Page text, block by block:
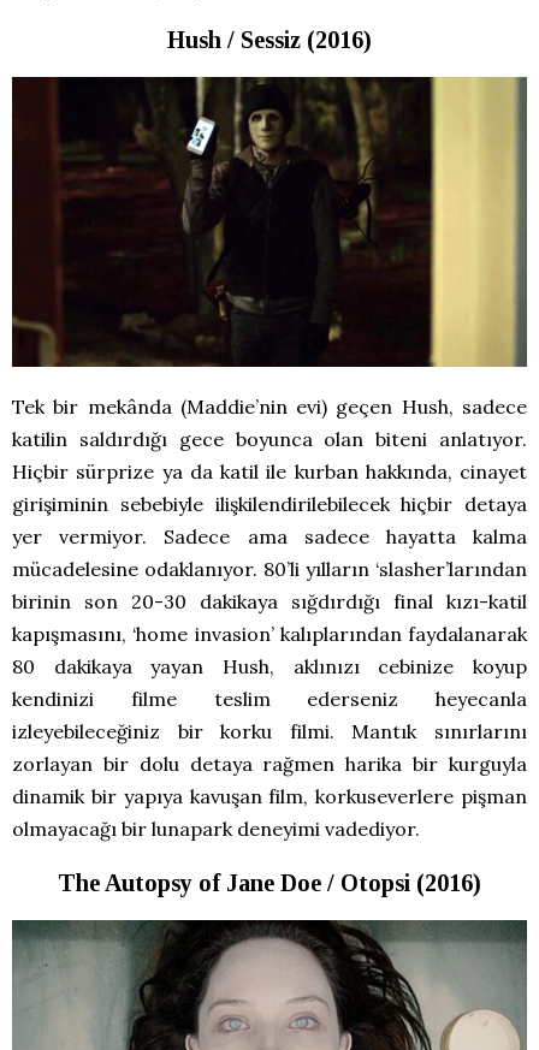
Hush / Sessiz (2016)
Tek bir mekânda (Maddie’nin evi) geçen Hush, sadece
katilin saldırdığı gece boyunca olan biteni anlatıyor.
Hiçbir sürprize ya da katil ile kurban hakkında, cinayet
girişiminin sebebiyle ilişkilendirilebilecek hiçbir detaya
yer vermiyor. Sadece ama sadece hayatta kalma
mücadelesine odaklanıyor. 80’li yılların ‘slasher’larından
birinin son 20-30 dakikaya sığdırdığı final kızı-katil
kapışmasını, ‘home invasion’ kalıplarından faydalanarak
80 dakikaya yayan Hush, aklınızı cebinize koyup
kendinizi filme teslim ederseniz heyecanla
izleyebileceğiniz bir korku filmi. Mantık sınırlarını
zorlayan bir dolu detaya rağmen harika bir kurguyla
dinamik bir yapıya kavuşan film, korkuseverlere pişman
olmayacağı bir lunapark deneyimi vadediyor.
The Autopsy of Jane Doe / Otopsi (2016)